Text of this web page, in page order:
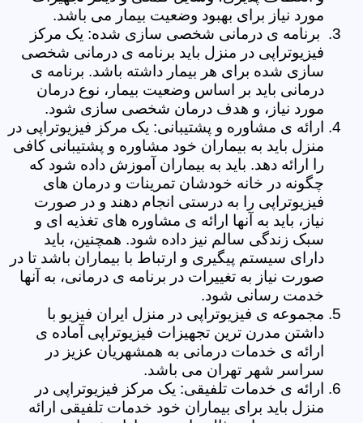
مورد نیاز برای بهبود وضعیت بیمار می باشد.
برنامه ی درمانی شخصی سازی شده: یک مرکز
فیزیوتراپی در منزل باید برنامه ی درمانی شخصی
سازی شده برای هر بیمار داشته باشد. برنامه ی
درمانی باید بر اساس وضعیت بیمار، نوع درمان
مورد نیاز، و هدف درمان شخصی سازی شود.
ارائه ی مشاوره و پشتیبانی: یک مرکز فیزیوتراپی در
منزل باید به بیماران خود مشاوره و پشتیبانی کافی
را ارائه دهد. باید به بیماران آموزش داده شود که
چگونه در خانه خودشان تمرینات و درمان های
فیزیوتراپی را به درستی انجام دهند و در صورت
نیاز، باید به آنها ارائه ی مشاوره های تغذیه ای و
سبک زندگی سالم نیز داده شود. همچنین، باید
دارای سیستم پیگیری و ارتباط با بیماران باشد تا در
صورت نیاز به تغییرات در برنامه ی درمانی، به آنها
خدمت رسانی شود.
مجموعه ی فیزیوتراپی در منزل ایران فیزیو با
داشتن مدرن ترین تجهیزات فیزیوتراپی آماده ی
ارائه ی خدمات درمانی به همشهریان عزیز در
سراسر شهر تهران می باشد.
ارائه ی خدمات تلفیقی: یک مرکز فیزیوتراپی در
منزل باید برای بیماران خود خدمات تلفیقی ارائه